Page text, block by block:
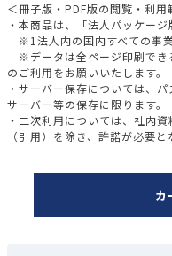
＜冊子版・PDF版の閲覧・利用
・本商品は、「法人パッケー
※1法人内の国内すべての事業
※データは全ページ印刷でき
のご利用をお願いいたします。
・サーバー保存については、
サーバー等の保存に限ります。
・二次利用については、社内
（引用）を除き、許諾が必要と
カ